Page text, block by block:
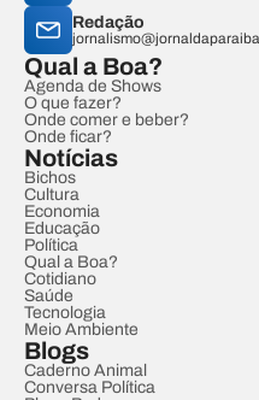
Redação
Qual a Boa?
Agenda de Shows
O que fazer?
Onde comer e beber?
Onde ficar?
Notícias
Bichos
Cultura
Economia
Educação
Política
Qual a Boa?
Cotidiano
Saúde
Tecnologia
Meio Ambiente
Blogs
Caderno Animal
Conversa Política